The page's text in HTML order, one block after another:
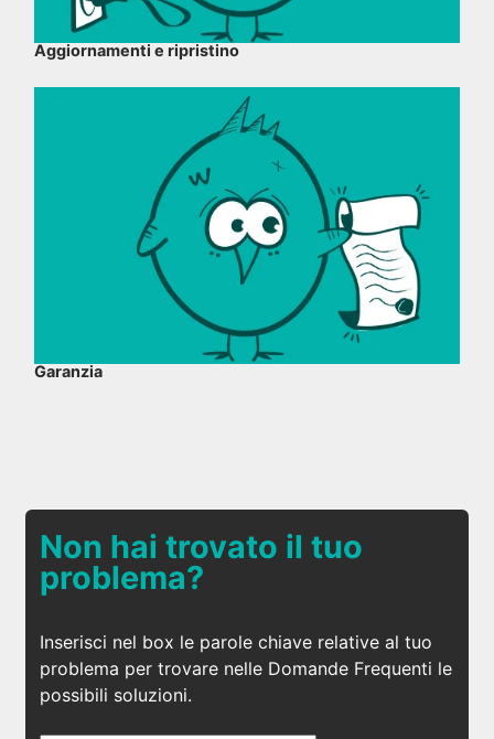
Aggiornamenti e ripristino
Garanzia
Non hai trovato il tuo
problema?
Inserisci nel box le parole chiave relative al tuo
problema per trovare nelle Domande Frequenti le
possibili soluzioni.